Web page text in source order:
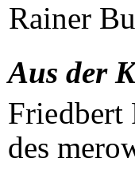
Rainer
Aus der
Friedbert
des